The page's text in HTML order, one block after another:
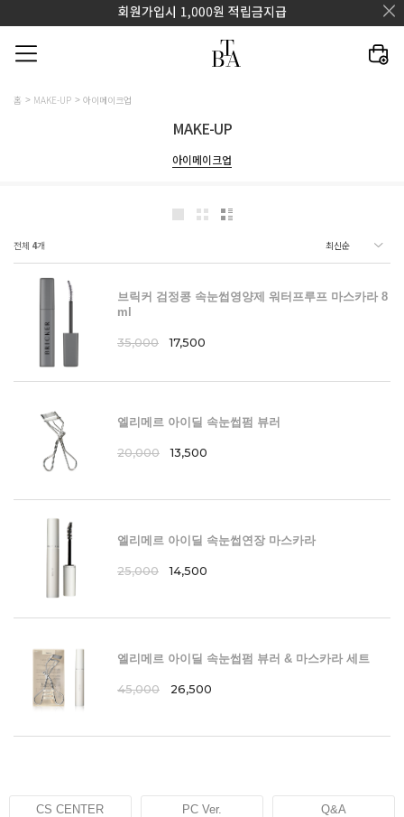
홈 MAKE-UP 아이메이크업
MAKE-UP
아이메이크업
전체 4개
브릭커 검정콩 속눈썹영양제 워터프루프 마스카라 8
ml
35,000 17,500
엘리메르 아이딜 속눈썹펌 뷰러
20,000 13,500
엘리메르 아이딜 속눈썹연장 마스카라
25,000 14,500
엘리메르 아이딜 속눈썹펌 뷰러 & 마스카라 세트
45,000 26,500
CS CENTER PC Ver. Q&A